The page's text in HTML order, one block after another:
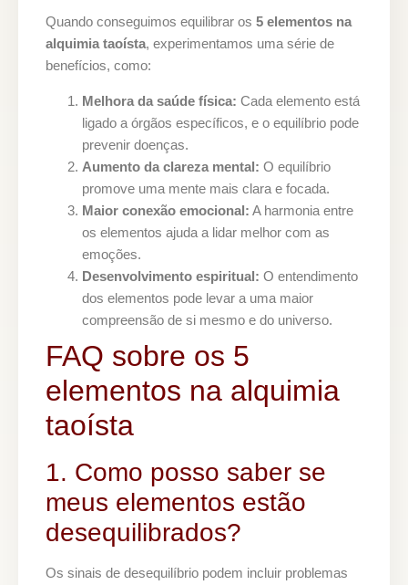
Quando conseguimos equilibrar os 5 elementos na
alquimia taoísta, experimentamos uma série de
benefícios, como:
Melhora da saúde física: Cada elemento está
ligado a órgãos específicos, e o equilíbrio pode
prevenir doenças.
Aumento da clareza mental: O equilíbrio
promove uma mente mais clara e focada.
Maior conexão emocional: A harmonia entre
os elementos ajuda a lidar melhor com as
emoções.
Desenvolvimento espiritual: O entendimento
dos elementos pode levar a uma maior
compreensão de si mesmo e do universo.
FAQ sobre os 5
elementos na alquimia
taoísta
1. Como posso saber se
meus elementos estão
desequilibrados?
Os sinais de desequilíbrio podem incluir problemas